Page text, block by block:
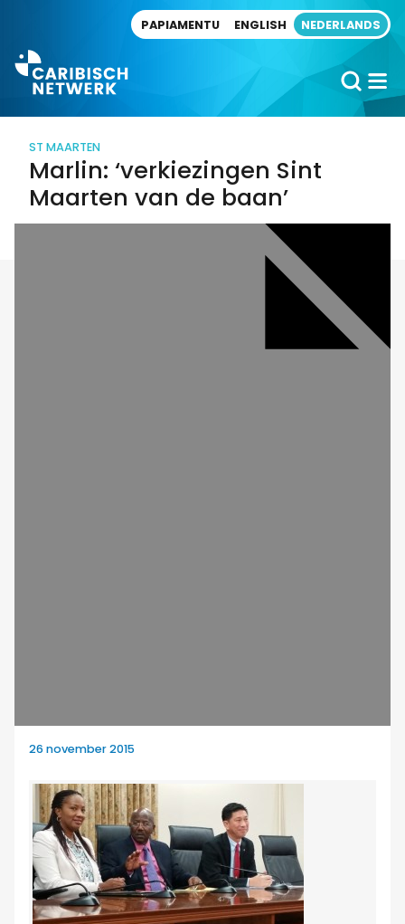
PAPIAMENTU ENGLISH NEDERLANDS
ST MAARTEN
Marlin: ‘verkiezingen Sint
Maarten van de baan’
26 november 2015